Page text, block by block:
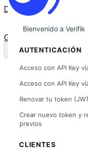
Docs
GitHub
Bienvenido a Verifik
AUTENTICACIÓN
Acceso con API Key
Acceso con API Key
Renovar tu token
Crear nuevo token y
previos
CLIENTES